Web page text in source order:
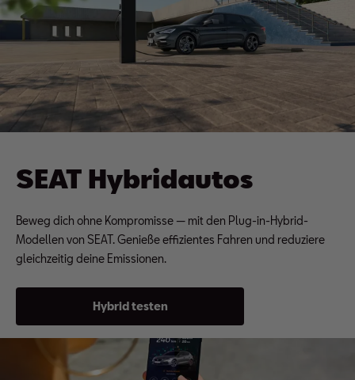
SEAT Hybridautos
Beweg dich ohne Kompromisse — mit den Plug-in-Hybrid-
Modellen von SEAT. Genieße effizientes Fahren und reduziere
gleichzeitig deine Emissionen.
Hybrid testen